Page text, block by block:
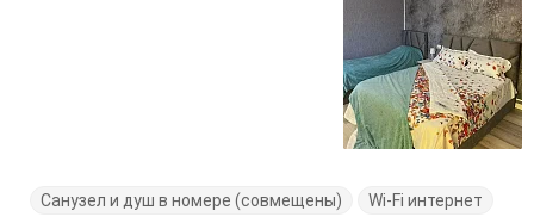
Санузел и душ в номере (совмещены)
Wi-Fi интернет